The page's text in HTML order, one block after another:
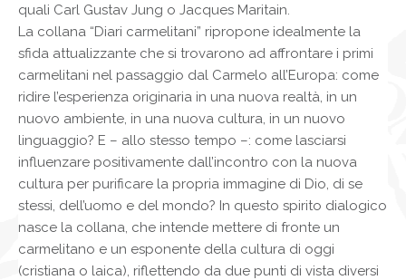
quali Carl Gustav Jung o Jacques Maritain.
La collana “Diari carmelitani” ripropone idealmente la
sfida attualizzante che si trovarono ad affrontare i primi
carmelitani nel passaggio dal Carmelo all’Europa: come
ridire l’esperienza originaria in una nuova realtà, in un
nuovo ambiente, in una nuova cultura, in un nuovo
linguaggio? E – allo stesso tempo –: come lasciarsi
influenzare positivamente dall’incontro con la nuova
cultura per purificare la propria immagine di Dio, di se
stessi, dell’uomo e del mondo? In questo spirito dialogico
nasce la collana, che intende mettere di fronte un
carmelitano e un esponente della cultura di oggi
(cristiana o laica), riflettendo da due punti di vista diversi